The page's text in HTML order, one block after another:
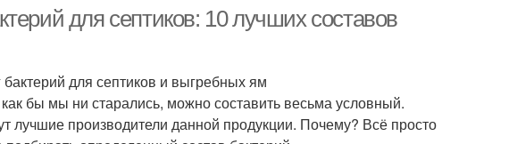
для септиков: 10 лучших составов
для септиков и выгребных ям
бы мы ни старались, можно составить весьма условный.
лучшие производители данной продукции. Почему? Всё просто